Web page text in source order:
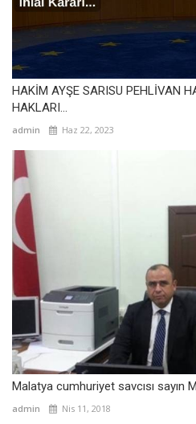
HAKİM AYŞE SARISU PEHLİVAN
HAKLARI...
admin Haz 22, 2023
Malatya cumhuriyet savcısı sayın
admin Nis 11, 2018